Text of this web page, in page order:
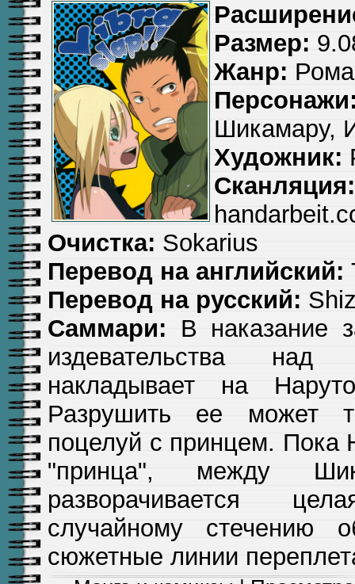
Размер:
Жанр:
Шикамару,
Художник:
Сканляция:
Очистка: Sokarius
Перевод на английский:
Перевод на русский:
Саммари: В наказание
издевательства
накладывает на
Разрушить ее может
поцелуй с принцем. Пока
"принца", между
разворачивается
случайному стечению
сюжетные линии